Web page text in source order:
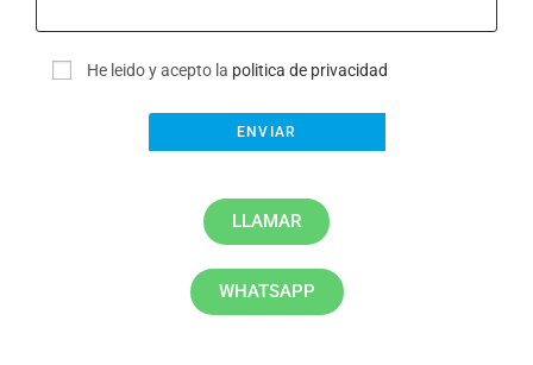
He leido y acepto la politica de privacidad
LLAMAR
WHATSAPP